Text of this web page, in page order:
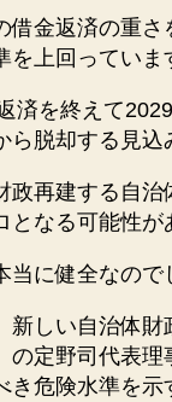
借金返済の重さ
上回っていま
済を終えて
ら脱却する見込
政再建する自治
となる可能性が
当に健全なので
新しい自治体財
の定野司代表
き危険水準を示